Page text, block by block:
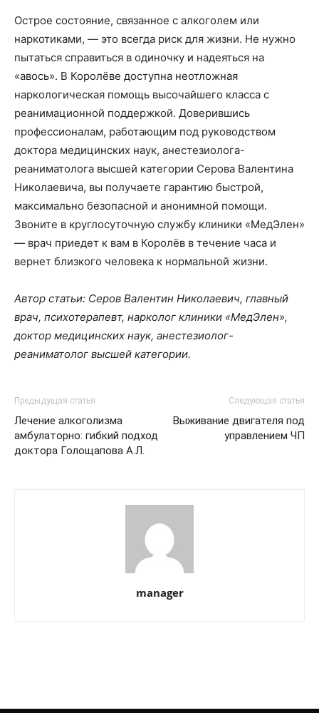
Острое состояние, связанное с алкоголем или
наркотиками, — это всегда риск для жизни. Не нужно
пытаться справиться в одиночку и надеяться на
«авось». В Королёве доступна неотложная
наркологическая помощь высочайшего класса с
реанимационной поддержкой. Доверившись
профессионалам, работающим под руководством
доктора медицинских наук, анестезиолога-
реаниматолога высшей категории Серова Валентина
Николаевича, вы получаете гарантию быстрой,
максимально безопасной и анонимной помощи.
Звоните в круглосуточную службу клиники «МедЭлен»
— врач приедет к вам в Королёв в течение часа и
вернет близкого человека к нормальной жизни.
Автор статьи: Серов Валентин Николаевич, главный
врач, психотерапевт, нарколог клиники «МедЭлен»,
доктор медицинских наук, анестезиолог-
реаниматолог высшей категории.
Предыдущая статья
Лечение алкоголизма
амбулаторно: гибкий подход
доктора Голощапова А.Л.
Следующая статья
Выживание двигателя под
управлением ЧП
manager